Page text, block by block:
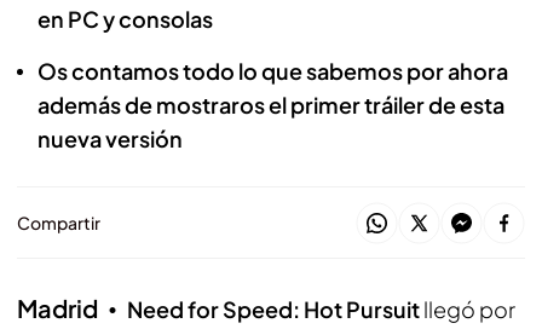
en PC y consolas
Os contamos todo lo que sabemos por ahora
además de mostraros el primer tráiler de esta
nueva versión
Compartir
Madrid Need for Speed: Hot Pursuitllegó por